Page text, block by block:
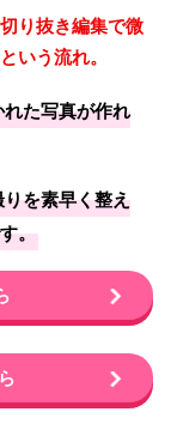
り抜き編集で微
う流れ。
た写真が作れ
を素早く整え
。